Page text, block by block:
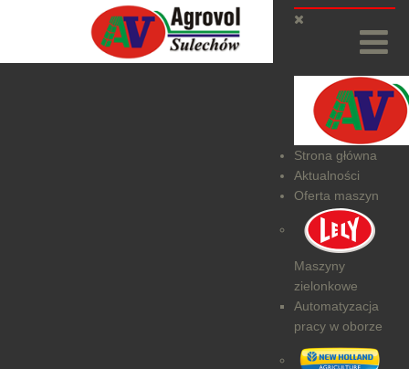
Strona główna
Aktualności
Oferta maszyn
Maszyny
zielonkowe
Automatyzacja
pracy w oborze